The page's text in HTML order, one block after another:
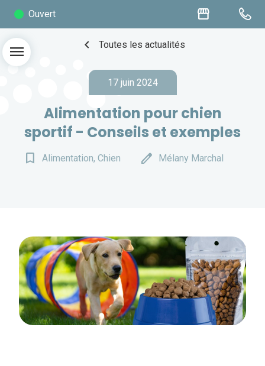
Ouvert storefront
menu chevron_left Toutes les actualités
17 juin 2024
Alimentation pour chien
sportif - Conseils et exemples
bookmark_border Alimentation, Chien edit Mélany Marchal